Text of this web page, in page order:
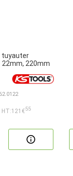
tuyauter
22mm, 220mm
HT:121€55